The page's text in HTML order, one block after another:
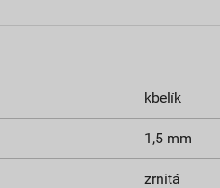
kbelík
1,5 mm
zrnitá